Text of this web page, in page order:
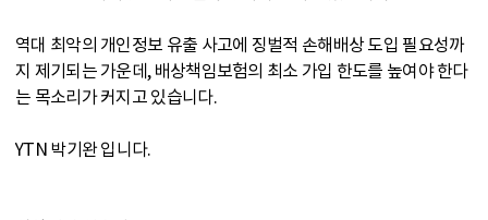
역대 최악의 개인정보 유출 사고에 징벌적 손해배상 도입 필요성까
지 제기되는 가운데, 배상책임보험의 최소 가입 한도를 높여야 한다
는 목소리가 커지고 있습니다.
YTN 박기완 입니다.